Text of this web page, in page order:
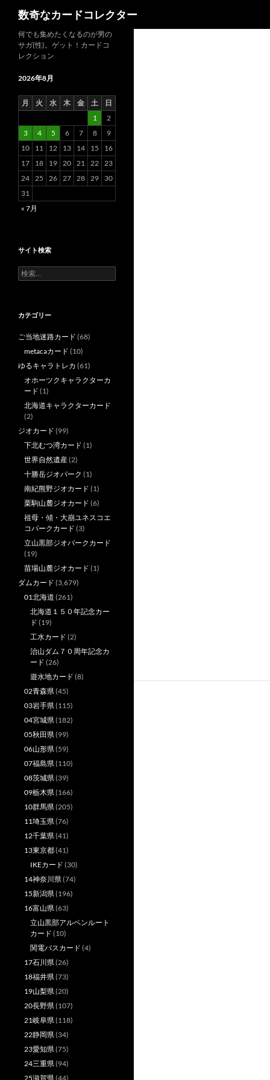
数奇なカードコレクター
何でも集めたくなるのが男の
サガ(性)。ゲット！カードコ
レクション
2026年8月
月 火 水 木 金 土
日
1
2
3
4 5 6 7 8
9
10
11 12 13 14 15
16
17
18 19 20 21 22 23
24 25 26 27 28 29
30
31
« 7月
サイト検索
検
索:
カテゴリー
ご当地迷路カード (68)
metacaカード (10)
ゆるキャラトレカ (61)
オホーツクキャラクターカ
ード (1)
北海道キャラクターカード
(2)
ジオカード (99)
下北むつ湾カード (1)
世界自然遺産(2)
十勝岳ジオパーク (1)
南紀熊野ジオカード (1)
栗駒山麓ジオカード (6)
祖母・傾・大崩ユネスコエ
コパークカード (3)
立山黒部ジオパークカード
(19)
苗場山麓ジオカード (1)
ダムカード (3,679)
01北海道 (261)
北海道１５０年記念カー
ド (19)
工水カード (2)
治山ダム７０周年記念カ
ード (26)
遊水地カード (8)
02青森県(45)
03岩手県(115)
04宮城県(182)
05秋田県(99)
06山形県(59)
07福島県(110)
08茨城県(39)
09栃木県(166)
10群馬県(205)
11埼玉県(76)
12千葉県(41)
13東京都(41)
IKEカード (30)
14神奈川県(74)
15新潟県(196)
16富山県(63)
立山黒部アルペンルート
カード (10)
関電バスカード (4)
17石川県(26)
18福井県(73)
19山梨県(20)
20長野県(107)
21岐阜県(118)
22静岡県(34)
23愛知県(75)
24三重県(94)
25滋賀県 (44)